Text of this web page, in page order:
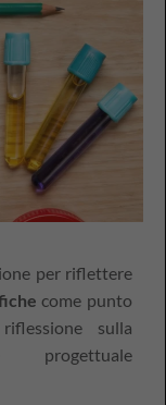
per riflettere
come punto
sulla
progettuale